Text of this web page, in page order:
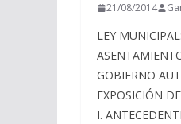
21/08/2014
LEY
GOBIERNO
EXPOSICIÓN
I.